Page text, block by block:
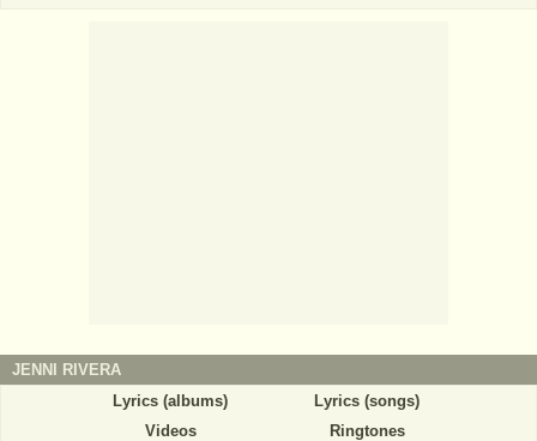
JENNI RIVERA
Lyrics (albums)
Lyrics (songs)
Videos
Ringtones